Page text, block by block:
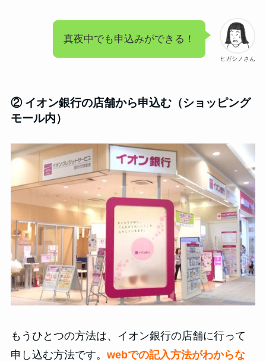
ヒガシノさん
真夜中でも申込みができる！
② イオン銀行の店舗から申込む（ショッピング
モール内）
もうひとつの方法は、イオン銀行の店舗に行って
申し込む方法です。 webでの記入方法がわからな